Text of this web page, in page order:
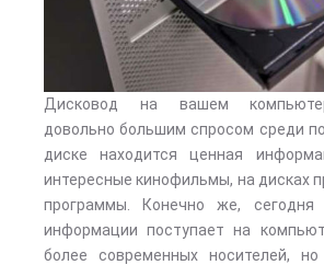
Дисковод на вашем
довольно большим спросом среди
диске находится ценная
интересные кинофильмы, на дисках
программы. Конечно же, сегодня
информации поступает на
более современных носителей,